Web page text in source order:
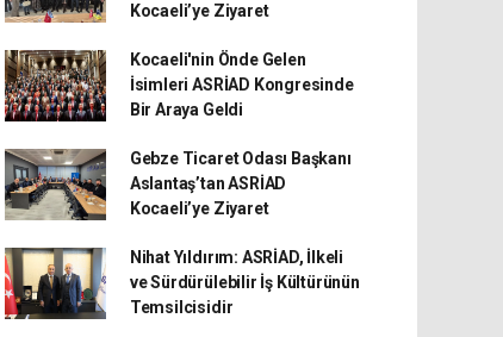
Kocaeli’ye Ziyaret
Kocaeli'nin Önde Gelen
İsimleri ASRİAD Kongresinde
Bir Araya Geldi
Gebze Ticaret Odası Başkanı
Aslantaş’tan ASRİAD
Kocaeli’ye Ziyaret
Nihat Yıldırım: ASRİAD, İlkeli
ve Sürdürülebilir İş Kültürünün
Temsilcisidir